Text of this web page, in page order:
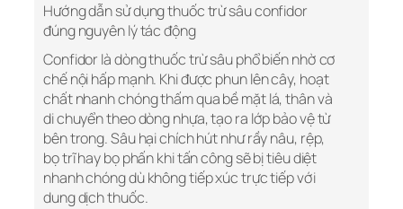
Hướng dẫn sử dụng thuốc trừ sâu confidor
đúng nguyên lý tác động
Confidor là dòng thuốc trừ sâu phổ biến nhờ cơ
chế nội hấp mạnh. Khi được phun lên cây, hoạt
chất nhanh chóng thấm qua bề mặt lá, thân và
di chuyển theo dòng nhựa, tạo ra lớp bảo vệ từ
bên trong. Sâu hại chích hút như rầy nâu, rệp,
bọ trĩ hay bọ phấn khi tấn công sẽ bị tiêu diệt
nhanh chóng dù không tiếp xúc trực tiếp với
dung dịch thuốc.